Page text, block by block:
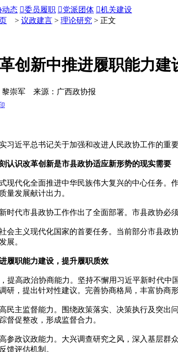
动态 委员履职 党派团体 机关建设
> 议政建言 > 理论研究 > 正文
创新中推进履职能力建
黎崇军 来源：广西政协报
近平总书记关于加强和改进人民政协工作的重
识改革创新是市县政协适应新形势的现实需要
代化全面推进中华民族伟大复兴的中心任务。
量发展献计出力。
代市县政协工作作出了全面部署。市县政协必
主义现代化国家的首要任务。当前部分市县政
展。
职能力建设，提升履职质效
高政治协商能力。坚持不懈用习近平新时代中
研，提出针对性建议。完善协商格局，丰富协商
主监督能力。围绕政策落实、决策执行及突出
督促整改，形成监督合力。
政议政能力。大兴调查研究之风，深入基层群
馈评估机制。